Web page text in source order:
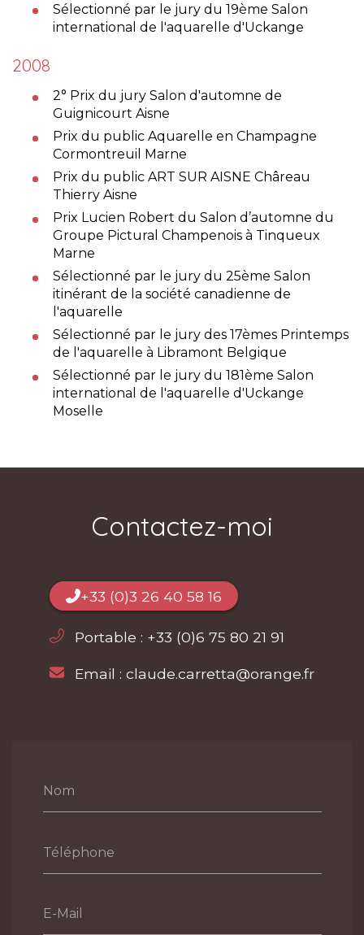
Sélectionné par le jury du 19ème Salon
international de l'aquarelle d'Uckange
2008
2° Prix du jury Salon d'automne de
Guignicourt Aisne
Prix du public Aquarelle en Champagne
Cormontreuil Marne
Prix du public ART SUR AISNE Châreau
Thierry Aisne
Prix Lucien Robert du Salon d’automne du
Groupe Pictural Champenois à Tinqueux
Marne
Sélectionné par le jury du 25ème Salon
itinérant de la société canadienne de
l'aquarelle
Sélectionné par le jury des 17èmes Printemps
de l'aquarelle à Libramont Belgique
Sélectionné par le jury du 181ème Salon
international de l'aquarelle d'Uckange
Moselle
Contactez-moi
Nom
Téléphone
E-Mail
+33 (0)3 26 40 58 16
Portable : +33 (0)6 75 80 21 91
Email : claude.carretta@orange.fr